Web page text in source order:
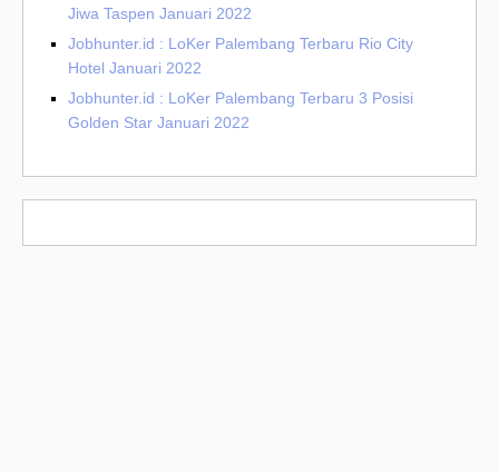
Jiwa Taspen Januari 2022
Jobhunter.id : LoKer Palembang Terbaru Rio City
Hotel Januari 2022
Jobhunter.id : LoKer Palembang Terbaru 3 Posisi
Golden Star Januari 2022